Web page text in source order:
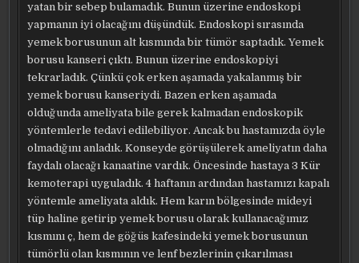
yatan bir sebep bulamadık. Bunun üzerine endoskopi
yapmanın iyi olacağını düşündük. Endoskopi sırasında
yemek borusunun alt kısmında bir tümör saptadık. Yemek
borusu kanseri çıktı. Bunun üzerine endoskopiyi
tekrarladık. Çünkü çok erken aşamada yakalanmış bir
yemek borusu kanseriydi. Bazen erken aşamada
olduğunda ameliyata bile gerek kalmadan endoskopik
yöntemlerle tedavi edilebiliyor. Ancak bu hastamızda öyle
olmadığını anladık. Konseyde görüşülerek ameliyatın daha
faydalı olacağı kanaatine vardık. Öncesinde hastaya 3 Kür
kemoterapi uyguladık. 4 haftanın ardından hastamızı kapalı
yöntemle ameliyata aldık. Hem karın bölgesinde mideyi
tüp haline getirip yemek borusu olarak kullanacağımız
kısmını ç, hem de göğüs kafesindeki yemek borusunun
tümörlü olan kısmının ve lenf bezlerinin çıkarılması